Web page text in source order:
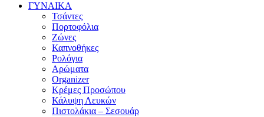
ΓΥΝΑΙΚΑ
Τσάντες
Πορτοφόλια
Ζώνες
Καπνοθήκες
Ρολόγια
Αρώματα
Organizer
Κρέμες Προσώπου
Κάλυψη Λευκών
Πιστολάκια – Σεσουάρ